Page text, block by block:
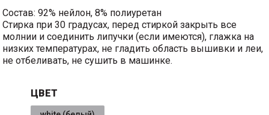
Состав: 92% нейлон, 8% полиуретан
Стирка при 30 градусах, перед стиркой закрыть все
молнии и соединить липучки (если имеются), глажка на
низких температурах, не гладить область вышивки и леи,
не отбеливать, не сушить в машинке.
ЦВЕТ